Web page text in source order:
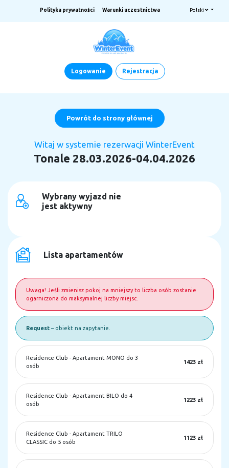
Polityka prywatności Warunki uczestnictwa Polski
Logowanie Rejestracja
Powrót do strony głównej
Witaj w systemie rezerwacji WinterEvent
Tonale 28.03.2026-04.04.2026
Lista apartamentów
Uwaga! Jeśli zmienisz pokoj na mniejszy to liczba osób zostanie
ogarniczona do maksymalnej liczby miejsc.
Request – obiekt na zapytanie.
Residence Club - Apartament MONO do 3
osób
1423 zł
Residence Club - Apartament BILO do 4
osób
1223 zł
Residence Club - Apartament TRILO
CLASSIC do 5 osób
1123 zł
Wybrany wyjazd nie
jest aktywny